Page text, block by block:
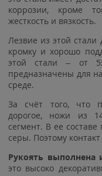
коррозии, кроме
жесткость и вязкость.
Лезвие из этой
кромку и хорошо
этой стали – от
предназначены для
среде.
За счёт того, что
дорогое, ножи из
сегмент. В ее
серы. Поэтому
Рукоять
это высоко